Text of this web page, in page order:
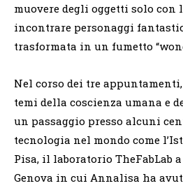
muovere degli oggetti solo con
incontrare personaggi
trasformata in un fumetto
Nel corso dei tre
temi della coscienza umana e
un passaggio presso alcuni
tecnologia nel mondo come
Pisa, il laboratorio TheFabLab
Genova in cui Annalisa ha